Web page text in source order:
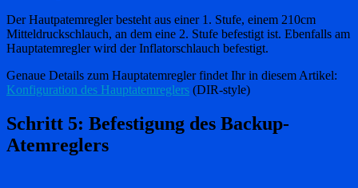
Der Hautpatemregler besteht aus einer 1. Stufe, einem 210cm
Mitteldruckschlauch, an dem eine 2. Stufe befestigt ist. Ebenfalls am
Hauptatemregler wird der Inflatorschlauch befestigt.
Genaue Details zum Hauptatemregler findet Ihr in diesem Artikel:
Konfiguration des Hauptatemreglers (DIR-style)
Schritt 5: Befestigung des Backup-
Atemreglers